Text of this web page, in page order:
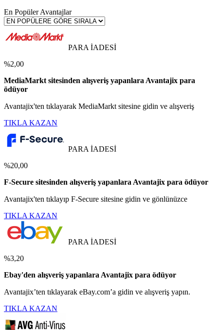
En Popüler Avantajlar
PARA İADESİ
%2,00
MediaMarkt sitesinden alışveriş yapanlara Avantajix para
ödüyor
Avantajix'ten tıklayarak MediaMarkt sitesine gidin ve alışveriş
TIKLA KAZAN
PARA İADESİ
%20,00
F-Secure sitesinden alışveriş yapanlara Avantajix para ödüyor
Avantajix'ten tıklayıp F-Secure sitesine gidin ve gönlünüzce
TIKLA KAZAN
PARA İADESİ
%3,20
Ebay'den alışveriş yapanlara Avantajix para ödüyor
Avantajix’ten tıklayarak eBay.com’a gidin ve alışveriş yapın.
TIKLA KAZAN